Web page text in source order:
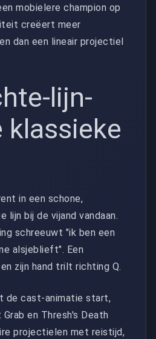
mobielere champion op
creëert meer
dan een lineair projectiel
lijn-
klassieke
in een schone,
lijn bij de vijand vandaan.
schreeuwt "ik ben een
alsjeblieft". Een
zijn hand trilt richting Q.
de cast-animatie start,
en Thresh's Death
projectielen met reistijd,